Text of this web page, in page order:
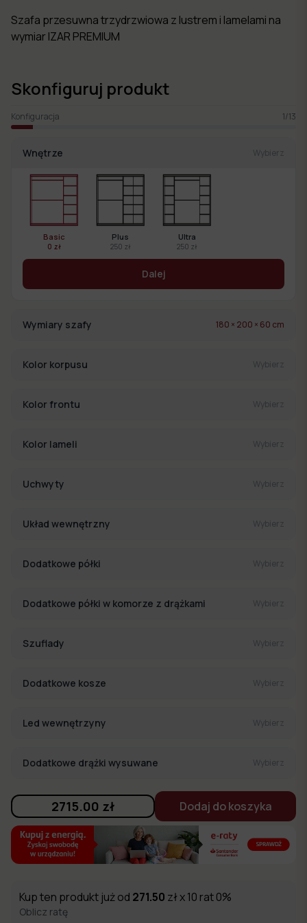
Szafa przesuwna trzydrzwiowa z lustrem i lamelami na
wymiar IZAR PREMIUM
Skonfiguruj produkt
Konfiguracja 1/13
Wnętrze Wybierz
Basic
0 zł
Plus
250 zł
Ultra
250 zł
Dalej
Wymiary szafy 180 × 200 × 60 cm
Kolor korpusu Wybierz
Kolor frontu Wybierz
Kolor lameli Wybierz
Uchwyty Wybierz
Układ wewnętrzny Wybierz
Dodatkowe półki Wybierz
Dodatkowe półki w komorze z drążkami Wybierz
Szuflady Wybierz
Dodatkowe kosze Wybierz
Led wewnętrzyny Wybierz
Dodatkowe drążki wysuwane Wybierz
2715.00 zł Dodaj do koszyka
Kup ten produkt już od 271.50 zł x 10 rat 0%
Oblicz ratę